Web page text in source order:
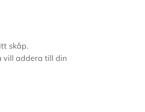
skåp.
vill addera till din